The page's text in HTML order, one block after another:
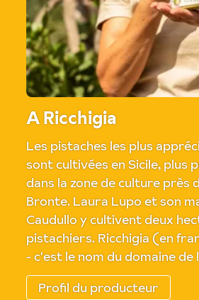
A Ricchigia
Les pistaches les plus
sont cultivées en Sicile, plus
dans la zone de culture près
Bronte. Laura Lupo et son
Caudullo y cultivent deux
pistachiers. Ricchigia (en
- c'est le nom du domaine de
Profil du producteur